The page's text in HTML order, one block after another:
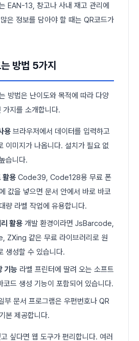
EAN-13, 창고나 사내 재고 관리에
은 정보를 담아야 할 때는 QR코드가
방법 5가지
방법은 난이도와 목적에 따라 다양
지를 소개합니다.
용 브라우저에서 데이터를 입력하고
이미지가 나옵니다. 설치가 필요 없
습니다.
활용 Code39, Code128용 무료 폰
값을 넣으면 문서 안에서 바로 바코
량 라벨 작업에 유용합니다.
활용 개발 환경이라면 JsBarcode,
같은 무료 라이브러리로 원
생성할 수 있습니다.
기능 라벨 프린터에 딸려 오는 소프트
코드 생성 기능이 포함되어 있습니다.
부 문서 프로그램은 우편번호나 QR
본 제공합니다.
싶다면 웹 도구가 편리합니다. 여러